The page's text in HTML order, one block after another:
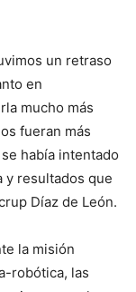
un retraso
en
mucho más
fueran más
había intentado
y resultados que
Díaz de León.
la misión
robótica, las